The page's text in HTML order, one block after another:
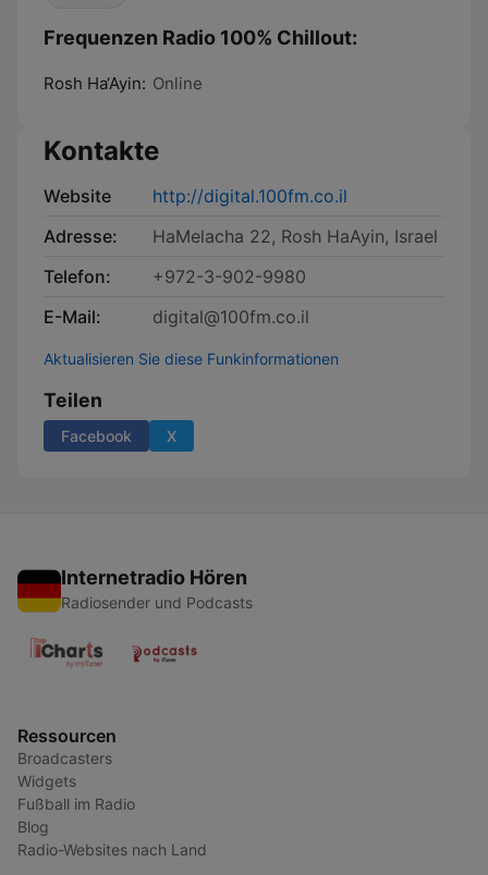
Frequenzen Radio 100% Chillout:
Rosh Ha‘Ayin: Online
Kontakte
Website
http://digital.100fm.co.il
Adresse:
HaMelacha 22, Rosh HaAyin, Israel
Telefon:
+972-3-902-9980
E-Mail:
digital@100fm.co.il
Aktualisieren Sie diese Funkinformationen
Teilen
Facebook X
Internetradio Hören
Radiosender und Podcasts
Ressourcen
Broadcasters
Widgets
Fußball im Radio
Blog
Radio-Websites nach Land